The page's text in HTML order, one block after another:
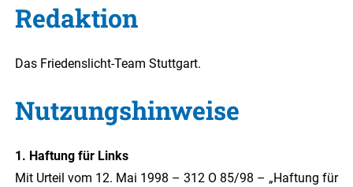
Redaktion
Das Friedenslicht-Team Stuttgart.
Nutzungshinweise
1. Haftung für Links
Mit Urteil vom 12. Mai 1998 – 312 O 85/98 – „Haftung für